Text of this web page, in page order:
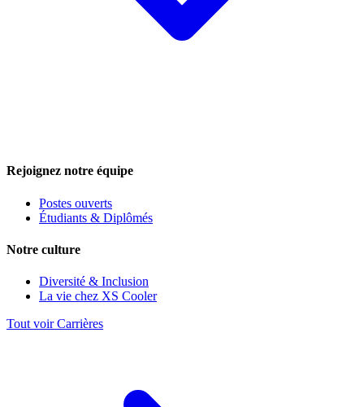
Rejoignez notre équipe
Postes ouverts
Étudiants & Diplômés
Notre culture
Diversité & Inclusion
La vie chez XS Cooler
Tout voir Carrières